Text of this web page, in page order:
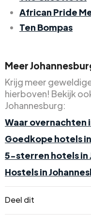
African Pride
Ten Bompas
Meer
Krijg meer
hierboven! Bekijk
Johannesburg:
Waar overnachten
Goedkope hotels
5-sterren hotels in
Hostels in
Deel dit